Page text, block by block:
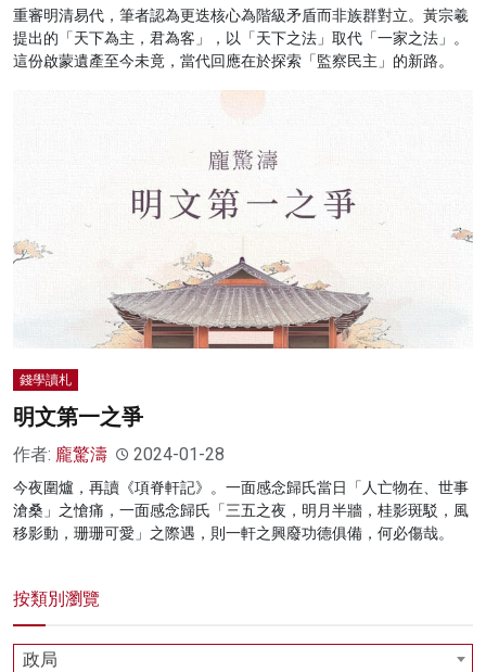
重審明清易代，筆者認為更迭核心為階級矛盾而非族群對立。黃宗羲
提出的「天下為主，君為客」，以「天下之法」取代「一家之法」。
這份啟蒙遺產至今未竟，當代回應在於探索「監察民主」的新路。
錢學讀札
明文第一之爭
作者: 龐驚濤 2024-01-28
今夜圍爐，再讀《項脊軒記》。一面感念歸氏當日「人亡物在、世事
滄桑」之愴痛，一面感念歸氏「三五之夜，明月半牆，桂影斑駁，風
移影動，珊珊可愛」之際遇，則一軒之興廢功德俱備，何必傷哉。
按類別瀏覽
政局